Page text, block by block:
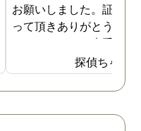
お願いしました。証拠を
って頂きありがとうござ
ました。やはり大手の会
は違いますね。探偵ちゃん